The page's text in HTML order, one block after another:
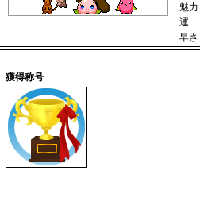
魅力
運
早さ
獲得称号